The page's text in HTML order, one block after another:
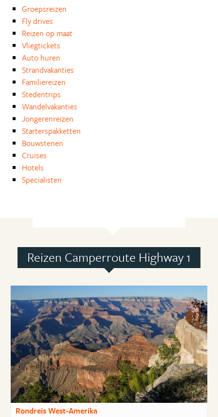
Groepsreizen
Fly drives
Reizen op maat
Vliegtickets
Auto huren
Strandvakanties
Familiereizen
Stedentrips
Wandelvakanties
Jongerenreizen
Starterspakketten
Bouwstenen
Cruises
Hotels
Specialisten
Reizen Camperroute Highway 1
Rondreis West-Amerika